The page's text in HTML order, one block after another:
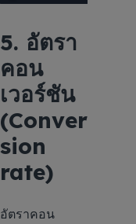
5. อัตรา
คอน
เวอร์ชัน
(Conver
sion
rate)
อัตราคอน